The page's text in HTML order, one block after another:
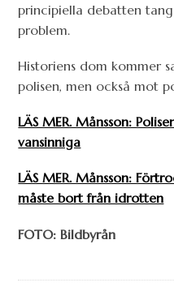
principiella debatten
problem.
Historiens dom kommer
polisen, men också mot
LÄS MER. Månsson:
vansinniga
LÄS MER. Månsson:
måste bort från idrotten
FOTO: Bildbyrån